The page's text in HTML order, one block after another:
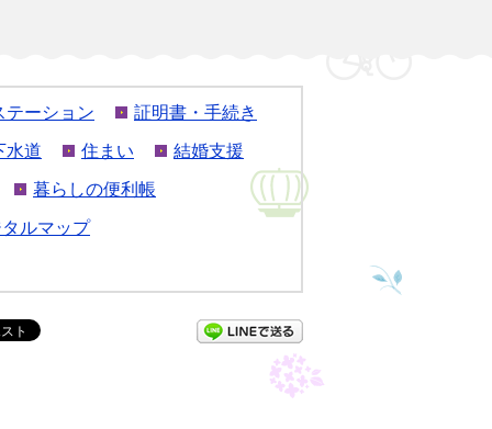
テーション 証明書・手続き
水道 住まい 結婚支援
暮らしの便利帳
ルマップ